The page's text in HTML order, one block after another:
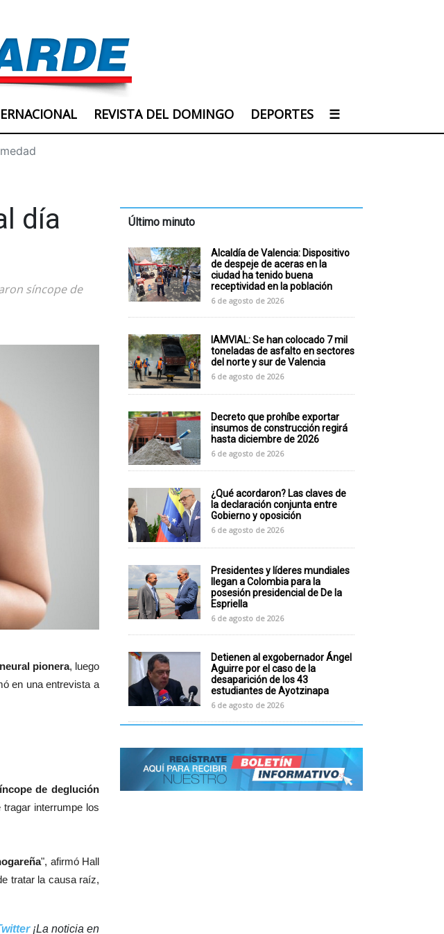
REVISTA DEL DOMINGO DEPORTES ☰
día
síncope de
pionera, luego
en una entrevista a
de deglución
interrumpe los
", afirmó Hall
tratar la causa raíz,
¡La noticia en
Último minuto
Alcaldía de Valencia: Dispositivo
de despeje de aceras en la
ciudad ha tenido buena
receptividad en la población
6 de agosto de 2026
IAMVIAL: Se han colocado 7 mil
toneladas de asfalto en sectores
del norte y sur de Valencia
6 de agosto de 2026
Decreto que prohíbe exportar
insumos de construcción regirá
hasta diciembre de 2026
6 de agosto de 2026
¿Qué acordaron? Las claves de
la declaración conjunta entre
Gobierno y oposición
6 de agosto de 2026
Presidentes y líderes mundiales
llegan a Colombia para la
posesión presidencial de De la
Espriella
6 de agosto de 2026
Detienen al exgobernador Ángel
Aguirre por el caso de la
desaparición de los 43
estudiantes de Ayotzinapa
6 de agosto de 2026